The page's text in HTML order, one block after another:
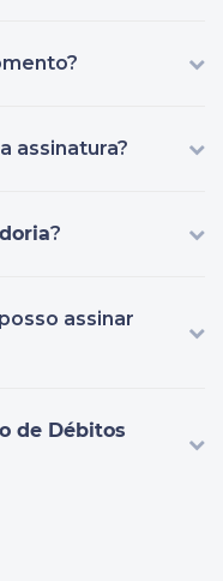
assinatura?
?
assinar
de Débitos